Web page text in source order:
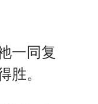
一同复
。